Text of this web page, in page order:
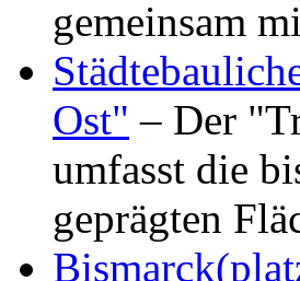
gemeinsam
Ost" – Der
umfasst die
geprägten